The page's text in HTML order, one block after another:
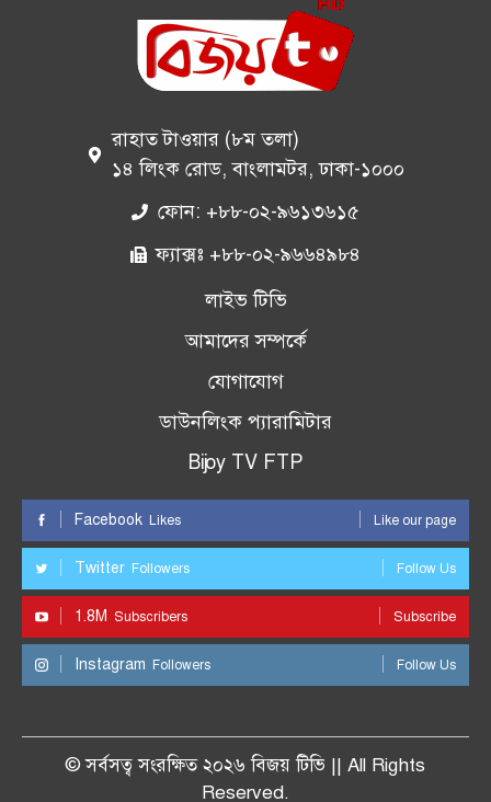
রাহাত টাওয়ার (৮ম তলা)
১৪ লিংক রোড, বাংলামটর, ঢাকা-১০০০
ফোন: +৮৮-০২-৯৬১৩৬১৫
ফ্যাক্সঃ +৮৮-০২-৯৬৬৪৯৮৪
লাইভ টিভি
আমাদের সম্পর্কে
যোগাযোগ
ডাউনলিংক প্যারামিটার
Bijoy TV FTP
Facebook Likes Like our page
Twitter Followers Follow Us
1.8M Subscribers Subscribe
Instagram Followers Follow Us
© সর্বসত্ব সংরক্ষিত ২০২৬ বিজয় টিভি || All Rights
Reserved.